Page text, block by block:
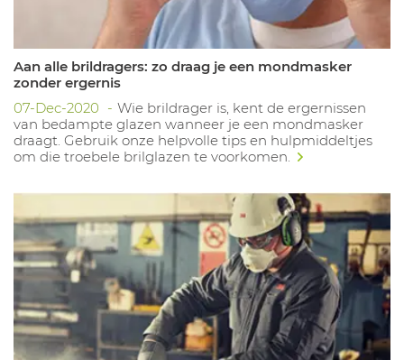
Aan alle brildragers: zo draag je een mondmasker
zonder ergernis
07-Dec-2020
Wie brildrager is, kent de ergernissen
van bedampte glazen wanneer je een mondmasker
draagt. Gebruik onze helpvolle tips en hulpmiddeltjes
om die troebele brilglazen te voorkomen.